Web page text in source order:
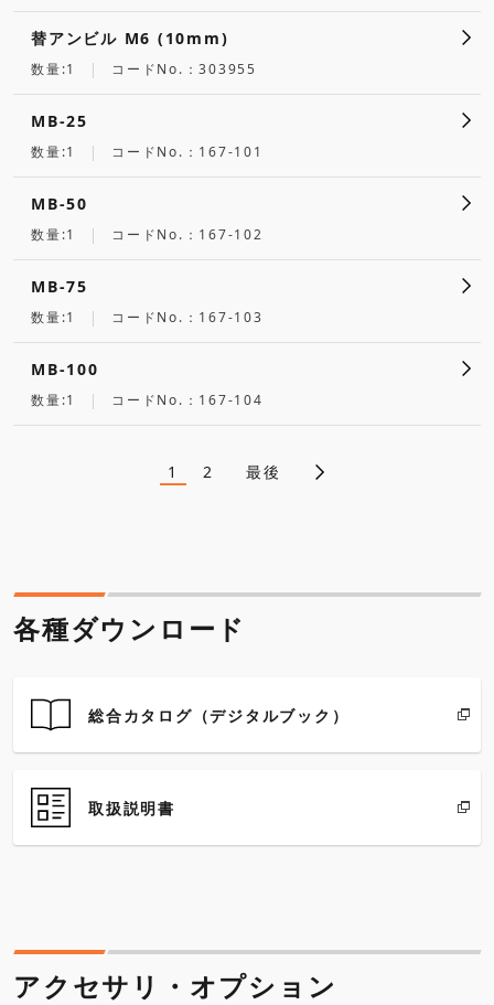
替アンビル M6 (10mm)
数量:1 コードNo.：303955
MB-25
数量:1 コードNo.：167-101
MB-50
数量:1 コードNo.：167-102
MB-75
数量:1 コードNo.：167-103
MB-100
数量:1 コードNo.：167-104
送
り
カ
1
ペ
2 最後
各種ダウンロード
総合カタログ（デジタルブック）
取扱説明書
アクセサリ・オプション